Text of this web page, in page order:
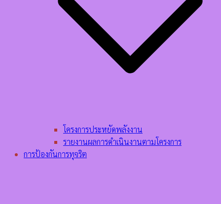
โครงการประหยัดพลังงาน
รายงานผลการดำเนินงานตามโครงการ
การป้องกันการทุจริต